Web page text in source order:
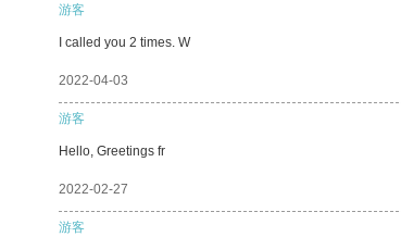
游客
I called you 2 times. W
2022-04-03
游客
Hello, Greetings fr
2022-02-27
游客